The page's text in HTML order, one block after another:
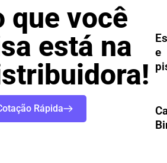
que você
está na
Rápida
e